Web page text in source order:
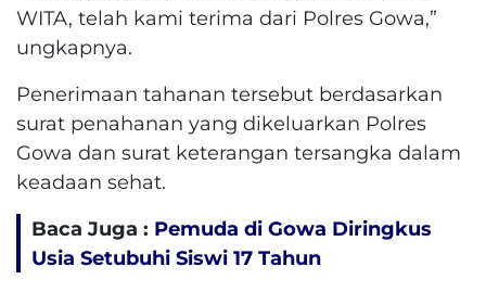
WITA, telah kami terima dari Polres Gowa,”
ungkapnya.
Penerimaan tahanan tersebut berdasarkan
surat penahanan yang dikeluarkan Polres
Gowa dan surat keterangan tersangka dalam
keadaan sehat.
Baca Juga : Pemuda di Gowa Diringkus
Usia Setubuhi Siswi 17 Tahun